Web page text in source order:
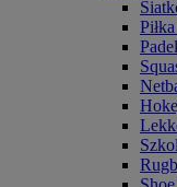
Padel